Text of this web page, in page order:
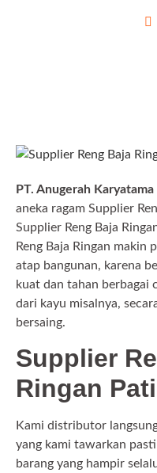
PT. Anugerah Karyatama
aneka ragam Supplier
Supplier Reng Baja
Reng Baja Ringan makin
atap bangunan, karena
kuat dan tahan berbagai
dari kayu misalnya,
bersaing.
Supplier
Ringan
Kami distributor
yang kami tawarkan
barang yang hampir